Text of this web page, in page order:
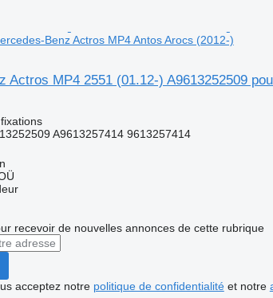
Benz Actros MP4 Antos Arocs (2012-)
Actros MP4 2551 (01.12-) A9613252509
A9613257414 9613257414
recevoir de nouvelles annonces de cette rubrique
acceptez notre politique de confidentialitéet notre